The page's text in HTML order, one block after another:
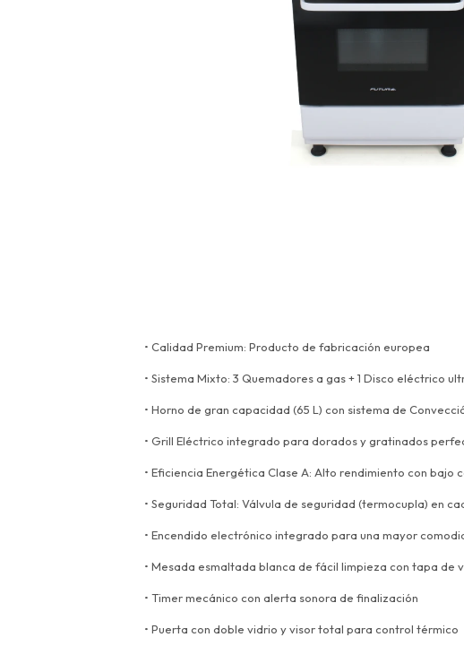
• Calidad Premium: Producto de fabricación europea
• Sistema Mixto: 3 Quemadores a gas + 1 Disco eléctrico
• Horno de gran capacidad (65 L) con sistema de
• Grill Eléctrico integrado para dorados y gratinados
• Eficiencia Energética Clase A: Alto rendimiento con bajo
• Seguridad Total: Válvula de seguridad (termocupla) en
• Encendido electrónico integrado para una mayor
• Mesada esmaltada blanca de fácil limpieza con tapa de
• Timer mecánico con alerta sonora de finalización
• Puerta con doble vidrio y visor total para control térmico